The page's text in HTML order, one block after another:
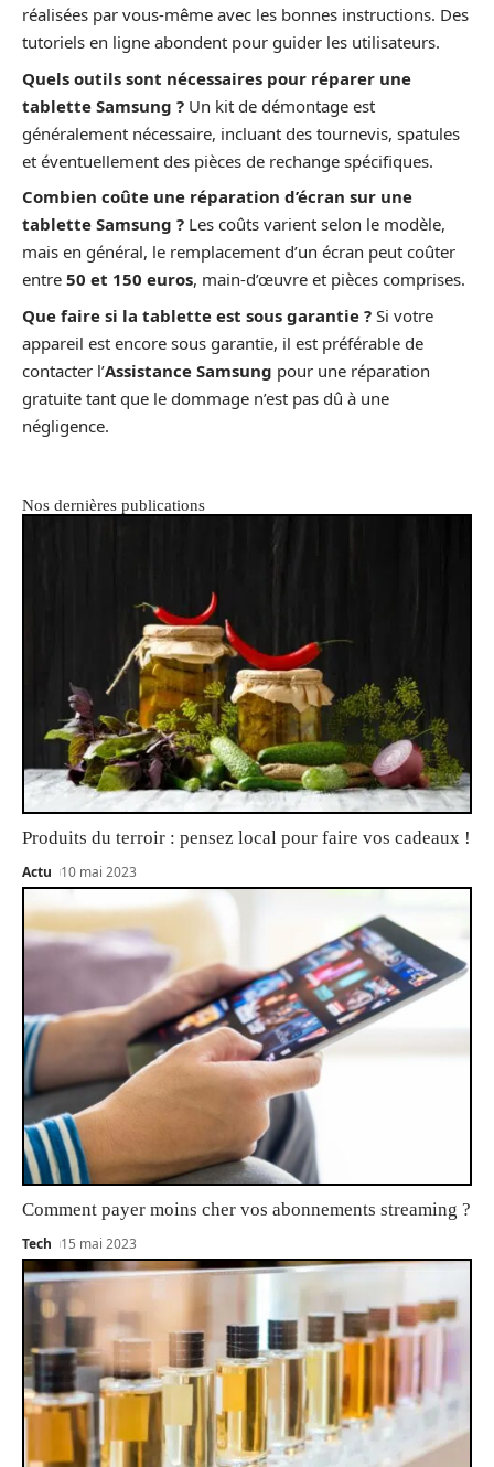
réalisées par vous-même avec les bonnes instructions. Des
tutoriels en ligne abondent pour guider les utilisateurs.
Quels outils sont nécessaires pour réparer une
tablette Samsung ? Un kit de démontage est
généralement nécessaire, incluant des tournevis, spatules
et éventuellement des pièces de rechange spécifiques.
Combien coûte une réparation d’écran sur une
tablette Samsung ? Les coûts varient selon le modèle,
mais en général, le remplacement d’un écran peut coûter
entre 50 et 150 euros, main-d’œuvre et pièces comprises.
Que faire si la tablette est sous garantie ? Si votre
appareil est encore sous garantie, il est préférable de
contacter l’Assistance Samsung pour une réparation
gratuite tant que le dommage n’est pas dû à une
négligence.
Nos dernières publications
Produits du terroir : pensez local pour faire vos cadeaux !
Actu 10 mai 2023
Comment payer moins cher vos abonnements streaming ?
Tech 15 mai 2023